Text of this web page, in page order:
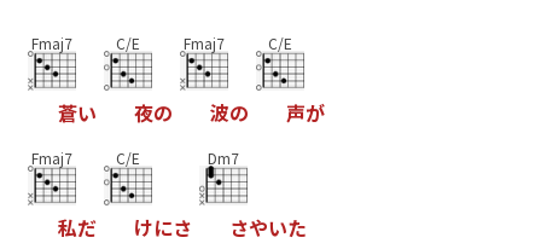
Fmaj7
蒼い
C/E
夜の
Fmaj7
波の
C/E
声が
Fmaj7
私だ
C/E
けにさ
Dm7
さやいた